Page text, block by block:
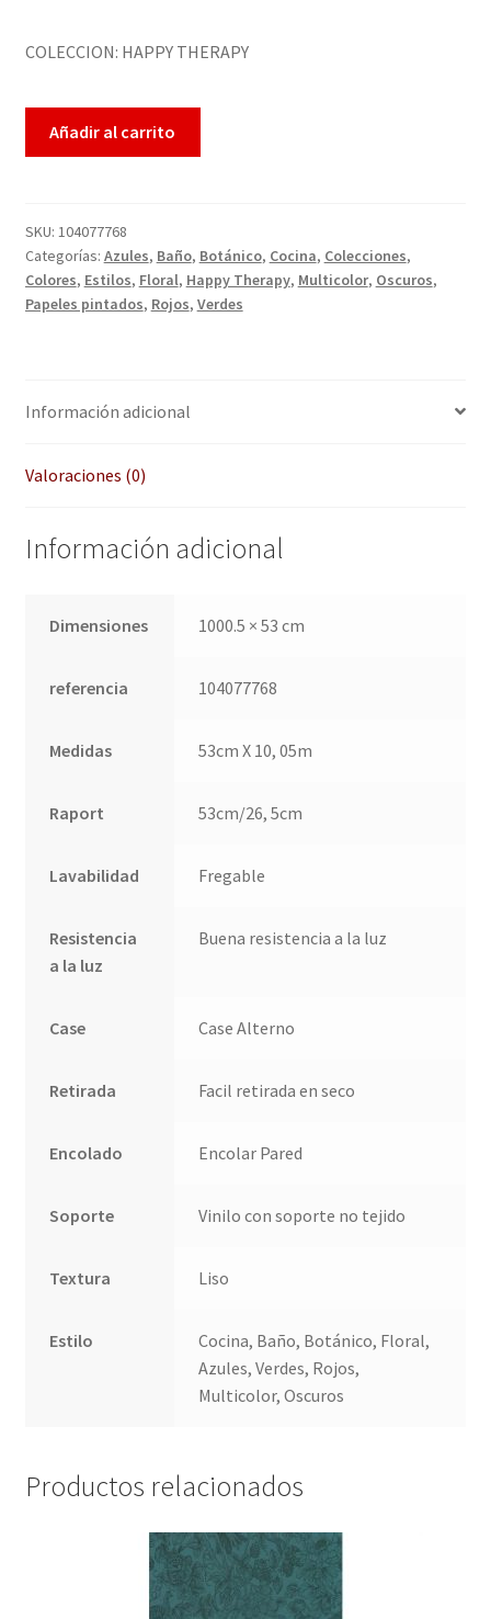
QUÉ OFRECEMOS
Términos de uso
Tienda
COLECCION: HAPPY THERAPY
Añadir al carrito
SKU: 104077768
Categorías: Azules, Baño, Botánico, Cocina, Colecciones,
Colores, Estilos, Floral, Happy Therapy, Multicolor, Oscuros,
Papeles pintados, Rojos, Verdes
Información adicional
Valoraciones (0)
Información adicional
Dimensiones 1000.5 × 53 cm
referencia 104077768
Medidas 53cm X 10, 05m
Raport 53cm/26, 5cm
Lavabilidad Fregable
Resistencia
a la luz
Buena resistencia a la luz
Case Case Alterno
Retirada Facil retirada en seco
Encolado Encolar Pared
Soporte Vinilo con soporte no tejido
Textura Liso
Estilo
Cocina, Baño, Botánico, Floral,
Azules, Verdes, Rojos,
Multicolor, Oscuros
Productos relacionados